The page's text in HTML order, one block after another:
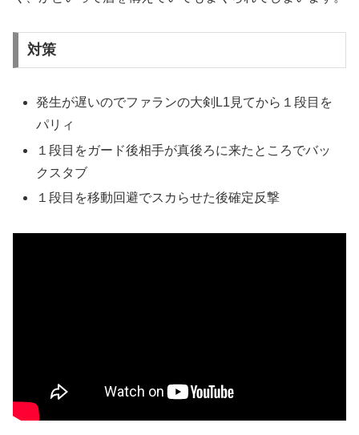
対策
発生が遅いのでファランの大剣L1見てから１段目を
パリィ
１段目をガード後相手が真後ろに来たところでバッ
クスタブ
１段目を移動回避でスカらせた後確定反撃